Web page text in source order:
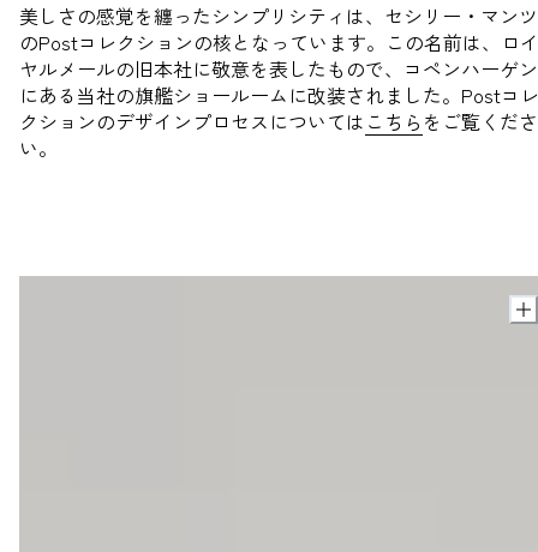
美しさの感覚を纏ったシンプリシティは、セシリー・マンツ
のPostコレクションの核となっています。この名前は、ロイ
ヤルメールの旧本社に敬意を表したもので、コペンハーゲン
にある当社の旗艦ショールームに改装されました。Postコレ
クションのデザインプロセスについては こちら をご覧くださ
い。